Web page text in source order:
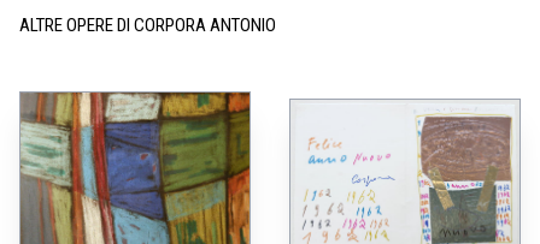
ALTRE OPERE DI CORPORA ANTONIO